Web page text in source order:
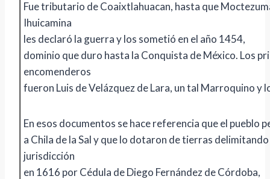
Fue tributario de Coaixtlahuacan, hasta que
Ihuicamina
les declaró la guerra y los sometió en el año 1454,
dominio que duro hasta la Conquista de México. Los
encomenderos
fueron Luis de Velázquez de Lara, un tal Marroquino y
En esos documentos se hace referencia que el pueblo
a Chila de la Sal y que lo dotaron de tierras delimitando
jurisdicción
en 1616 por Cédula de Diego Fernández de Córdoba,